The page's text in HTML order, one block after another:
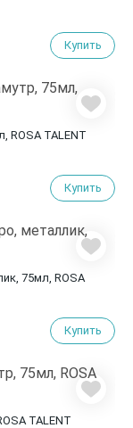
Купить
ROSA TALENT
Купить
75мл, ROSA
Купить
TALENT